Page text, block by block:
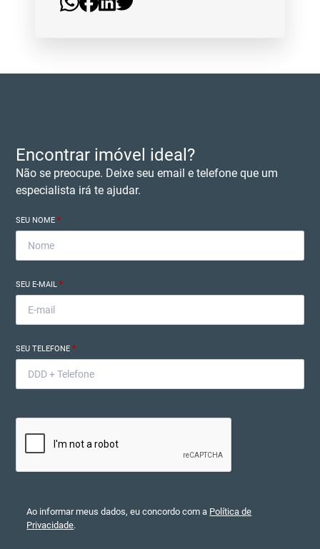
Encontrar imóvel ideal?
Não se preocupe. Deixe seu email e telefone que um
especialista irá te ajudar.
SEU NOME*
SEU E-MAIL*
SEU TELEFONE*
Ao informar meus dados, eu concordo com a Política de
Privacidade.